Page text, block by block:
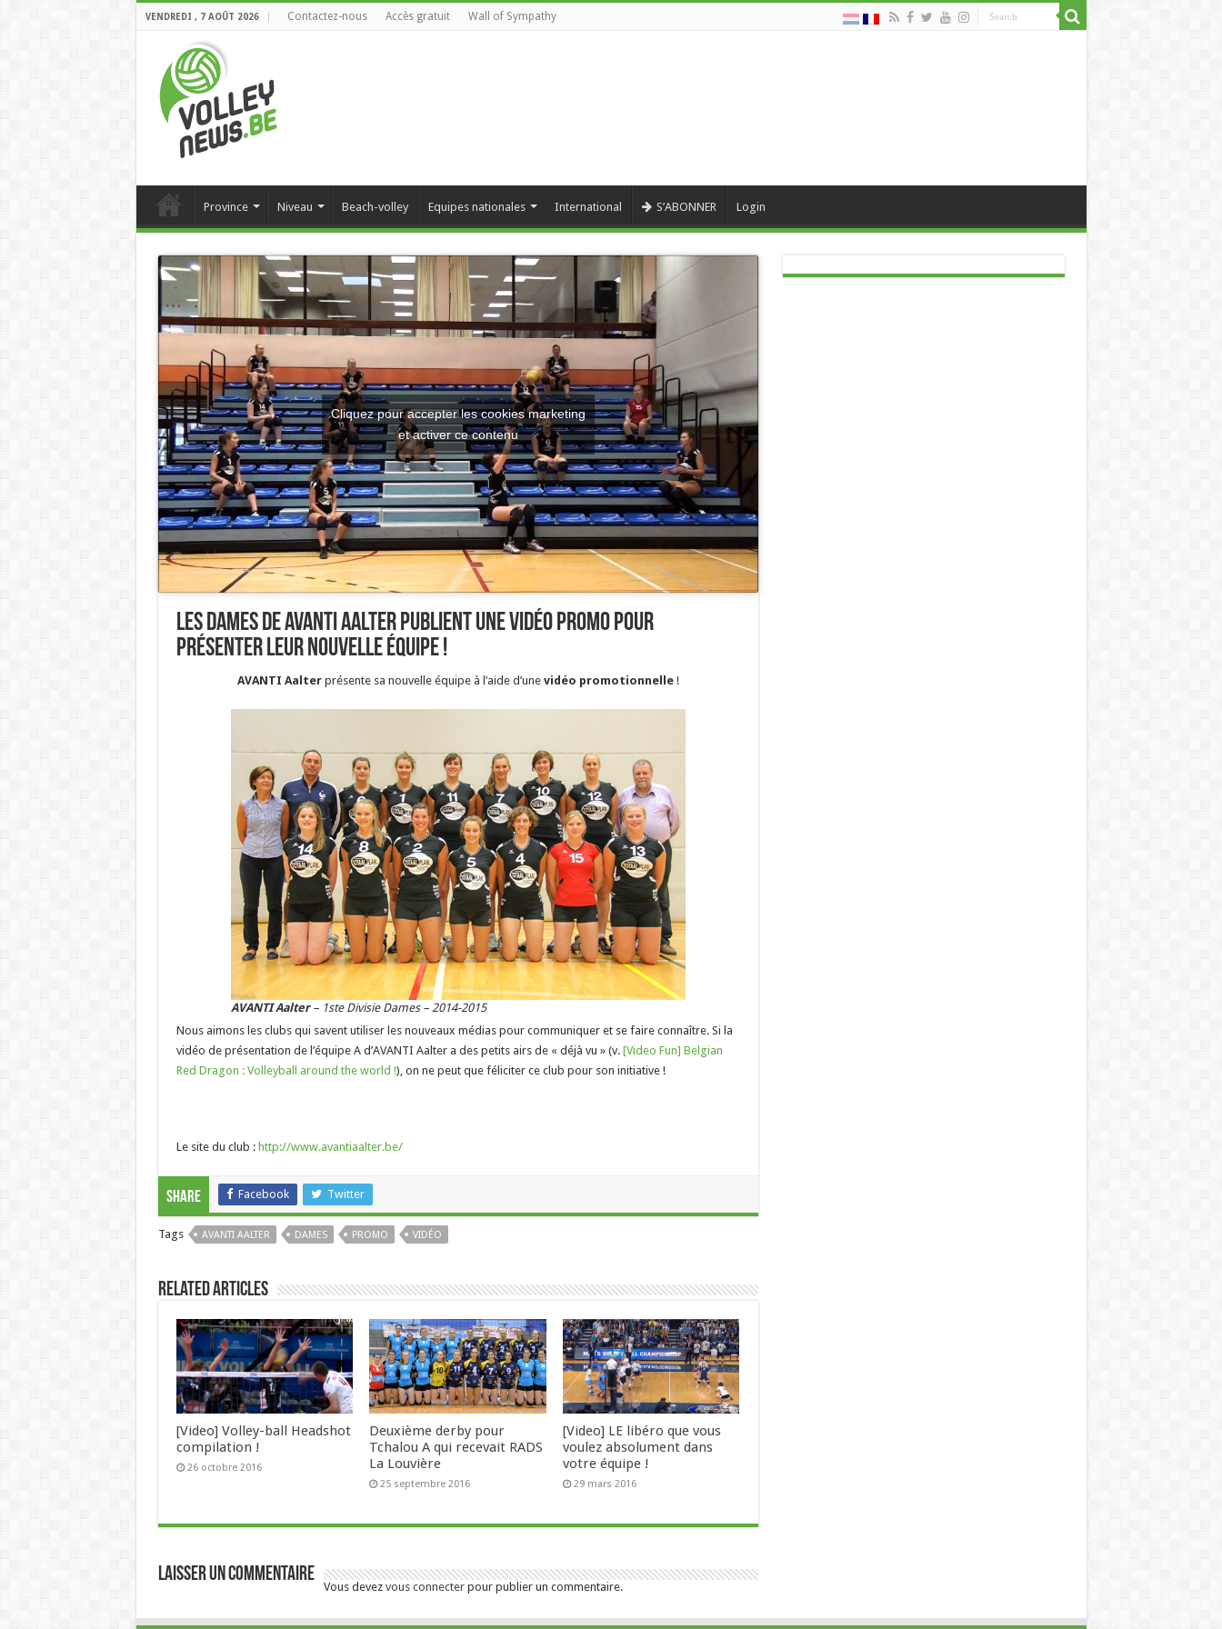
VENDREDI , 7 AOÛT 2026 Contactez-nous Accès gratuit Wall of Sympathy
Province Niveau Beach-volley Equipes nationales International S’ABONNER Login
Cliquez pour accepter les cookies marketing
et activer ce contenu
Les dames de AVANTI Aalter publient une vidéo promo pour
présenter leur nouvelle équipe !
AVANTI Aalterprésente sa nouvelle équipe à l’aide d’une vidéo promotionnelle!
AVANTI Aalter– 1ste Divisie Dames – 2014-2015
Nous aimons les clubs qui savent utiliser les nouveaux médias pour communiquer et se faire connaître. Si la
vidéo de présentation de l’équipe A d’AVANTI Aalter a des petits airs de « déjà vu » (v. [Video Fun] Belgian
Red Dragon : Volleyball around the world !), on ne peut que féliciter ce club pour son initiative !
Le site du club : http://www.avantiaalter.be/
Share Facebook Twitter
Tags AVANTI AALTER DAMES PROMO VIDÉO
Related Articles
[Video] Volley-ball Headshot
compilation !
26 octobre 2016
Deuxième derby pour
Tchalou A qui recevait RADS
La Louvière
25 septembre 2016
[Video] LE libéro que vous
voulez absolument dans
votre équipe !
29 mars 2016
Laisser un commentaire
Vous devez vous connecterpour publier un commentaire.